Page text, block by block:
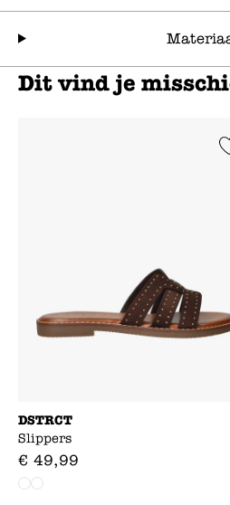
Dit vind je
Add to
DSTRCT
Slippers
€ 49,99